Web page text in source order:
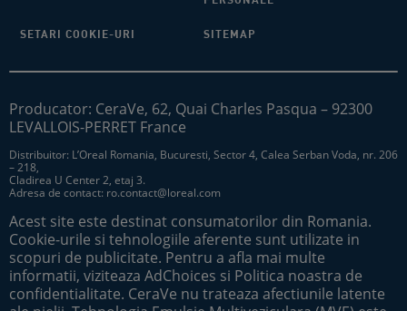
SETARI COOKIE-URI SITEMAP
Producator: CeraVe, 62, Quai Charles Pasqua – 92300
LEVALLOIS-PERRET France
Distribuitor: L’Oreal Romania, Bucuresti, Sector 4, Calea Serban Voda, nr. 206
– 218,
Cladirea U Center 2, etaj 3.​
Adresa de contact: ro.contact@loreal.com
Acest site este destinat consumatorilor din Romania.
Cookie-urile si tehnologiile aferente sunt utilizate in
scopuri de publicitate. Pentru a afla mai multe
informatii, viziteaza AdChoices si Politica noastra de
confidentialitate. CeraVe nu trateaza afectiunile latente